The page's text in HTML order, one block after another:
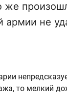
же
армии не
то мелкий